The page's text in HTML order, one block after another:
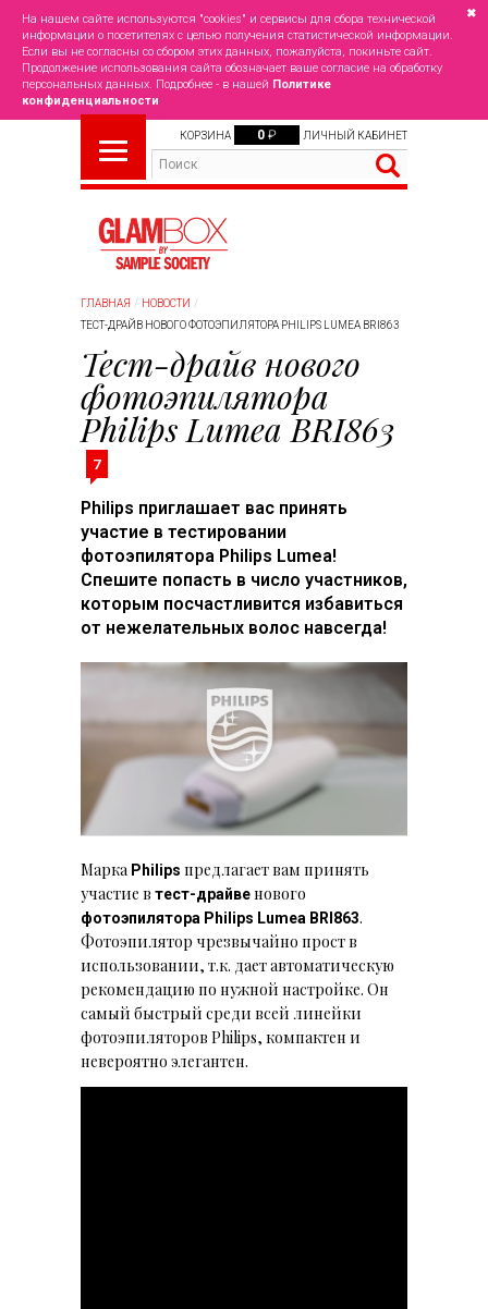
На нашем сайте используются "cookies" и сервисы для сбора технической
информации о посетителях с целью получения статистической информации.
Если вы не согласны со сбором этих данных, пожалуйста, покиньте сайт.
Продолжение использования сайта обозначает ваше согласие на обработку
персональных данных. Подробнее - в нашей Политике
конфиденциальности
✖
КОРЗИНА 0 ₽ ЛИЧНЫЙ КАБИНЕТ
ГЛАВНАЯ
НОВОСТИ
ТЕСТ-ДРАЙВ НОВОГО ФОТОЭПИЛЯТОРА PHILIPS LUMEA BRI863
Тест-драйв нового
фотоэпилятора
Philips Lumea BRI863
7
Philips приглашает вас принять
участие в тестировании
фотоэпилятора Philips Lumea!
Спешите попасть в число участников,
которым посчастливится избавиться
от нежелательных волос навсегда!
Марка Philips предлагает вам принять
участие в тест-драйвенового
фотоэпилятора Philips Lumea BRI863.
Фотоэпилятор чрезвычайно прост в
использовании, т.к. дает автоматическую
рекомендацию по нужной настройке. Он
самый быстрый среди всей линейки
фотоэпиляторов Philips, компактен и
невероятно элегантен.